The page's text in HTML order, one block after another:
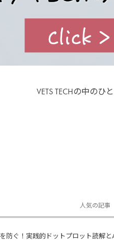
VETS TECHの中の
人気の記事
防ぐ！実践的ドットプロット読解と